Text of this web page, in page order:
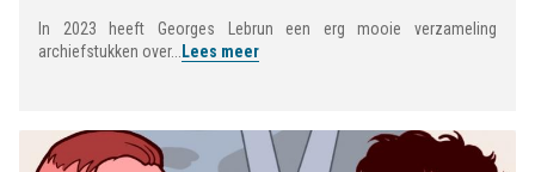
In 2023 heeft Georges Lebrun een erg mooie verzameling
archiefstukken over...
Lees meer